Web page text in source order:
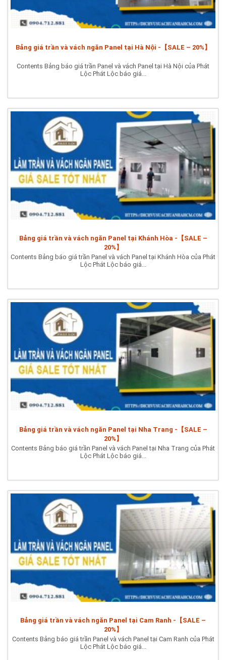
Bảng giá trần và vách ngăn Panel tại Hà Nội -【SALE – 20%】
Contents Bảng báo giá trần Panel và vách Panel tại Hà Nội của Phát
Lộc Phát Lộc báo giá...
Bảng giá trần và vách ngăn Panel tại Khánh Hòa -【SALE –
20%】
Contents Bảng báo giá trần Panel và vách Panel tại Khánh Hòa của Phát
Lộc Phát Lộc báo giá...
Bảng giá trần và vách ngăn Panel tại Nha Trang -【SALE –
20%】
Contents Bảng báo giá trần Panel và vách Panel tại Nha Trang của Phát
Lộc Phát Lộc báo giá...
Bảng giá trần và vách ngăn Panel tại Cam Ranh -【SALE –
20%】
Contents Bảng báo giá trần Panel và vách Panel tại Cam Ranh của Phát
Lộc Phát Lộc báo giá...